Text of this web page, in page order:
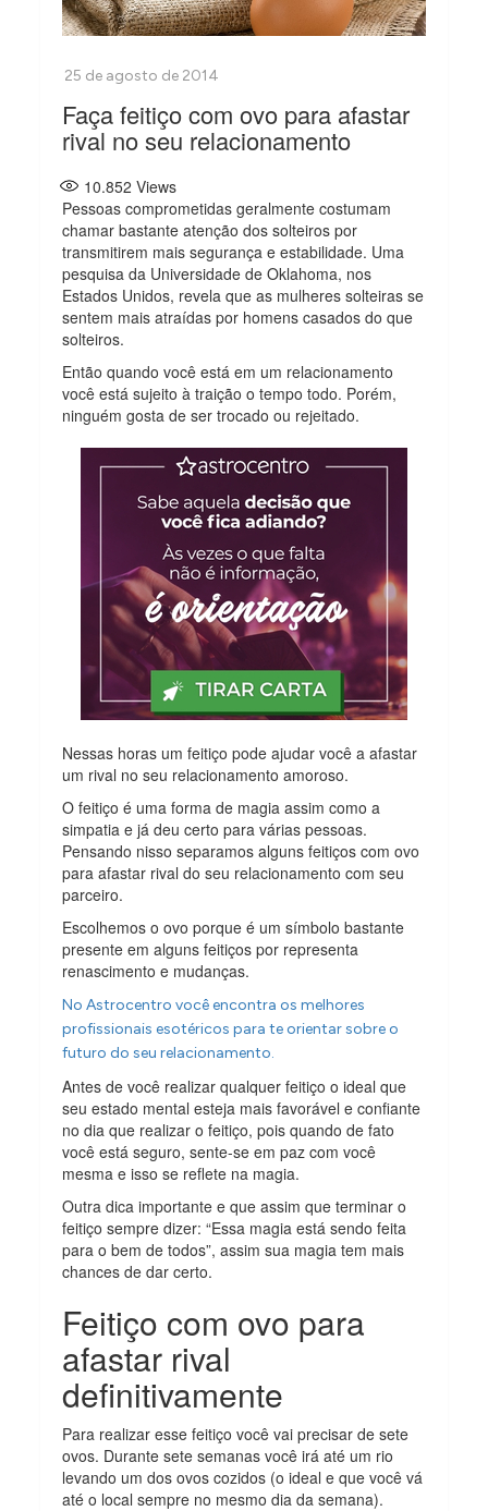
Faça feitiço com ovo para afastar
rival no seu relacionamento
10.852 Views
Pessoas comprometidas geralmente costumam
chamar bastante atenção dos solteiros por
transmitirem mais segurança e estabilidade. Uma
pesquisa da Universidade de Oklahoma, nos
Estados Unidos, revela que as mulheres solteiras se
sentem mais atraídas por homens casados do que
solteiros.
Então quando você está em um relacionamento
você está sujeito à traição o tempo todo. Porém,
ninguém gosta de ser trocado ou rejeitado.
Nessas horas um feitiço pode ajudar você a afastar
um rival no seu relacionamento amoroso.
O feitiço é uma forma de magia assim como a
simpatia e já deu certo para várias pessoas.
Pensando nisso separamos alguns feitiços com ovo
para afastar rival do seu relacionamento com seu
parceiro.
Escolhemos o ovo porque é um símbolo bastante
presente em alguns feitiços por representa
renascimento e mudanças.
No Astrocentro você encontra os melhores
profissionais esotéricos para te orientar sobre o
futuro do seu relacionamento.
Antes de você realizar qualquer feitiço o ideal que
seu estado mental esteja mais favorável e confiante
no dia que realizar o feitiço, pois quando de fato
você está seguro, sente-se em paz com você
mesma e isso se reflete na magia.
Outra dica importante e que assim que terminar o
feitiço sempre dizer: “Essa magia está sendo feita
para o bem de todos”, assim sua magia tem mais
chances de dar certo.
Feitiço com ovo para
afastar rival
definitivamente
Para realizar esse feitiço você vai precisar de sete
ovos. Durante sete semanas você irá até um rio
levando um dos ovos cozidos (o ideal e que você vá
até o local sempre no mesmo dia da semana).